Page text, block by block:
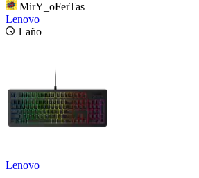
MirY_oFerTas
Lenovo
1 año
Lenovo